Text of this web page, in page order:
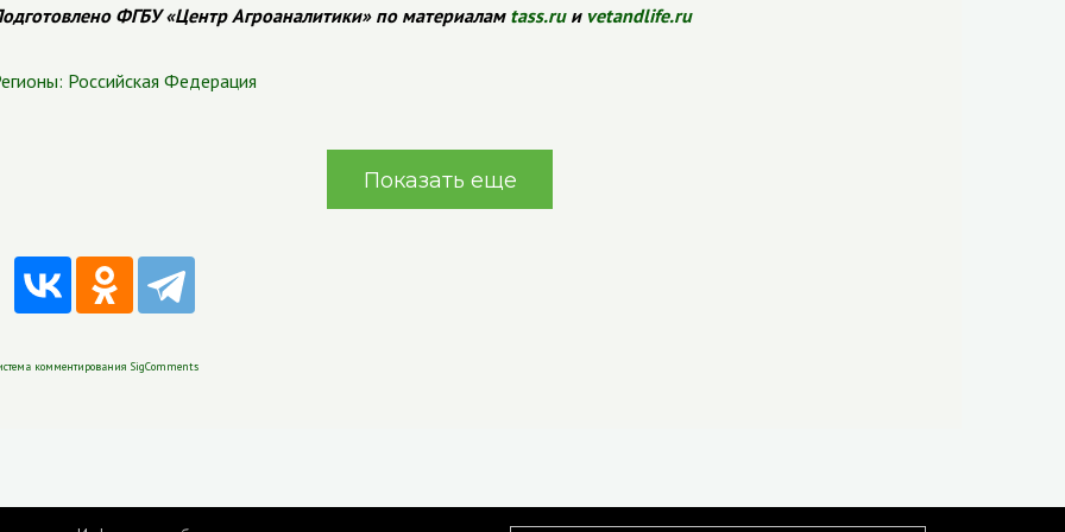
ФГБУ «Центр Агроаналитики» по материалам tass.ruи vetandlife.ru
Российская Федерация
Показать еще
комментирования SigComments